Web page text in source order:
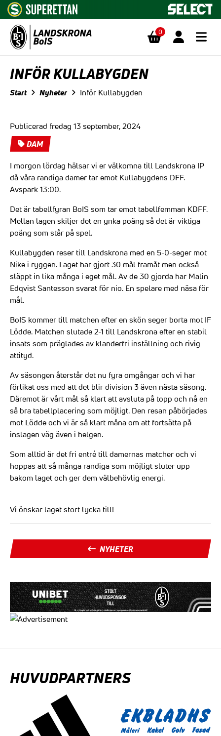
0
INFÖR KULLABYGDEN
Start Nyheter Inför Kullabygden
Publicerad fredag 13 september, 2024
DAM
I morgon lördag hälsar vi er välkomna till Landskrona IP
då våra randiga damer tar emot Kullabygdens DFF.
Avspark 13:00.
Det är tabellfyran BoIS som tar emot tabellfemman KDFF.
Mellan lagen skiljer det en ynka poäng så det är viktiga
poäng som står på spel.
Kullabygden reser till Landskrona med en 5-0-seger mot
Nike i ryggen. Laget har gjort 30 mål framåt men också
släppt in lika många i eget mål. Av de 30 gjorda har Malin
Edqvist Santesson svarat för nio. En spelare med näsa för
mål.
BoIS kommer till matchen efter en skön seger borta mot IF
Lödde. Matchen slutade 2-1 till Landskrona efter en stabil
insats som präglades av klanderfri inställning och rivig
attityd.
Av säsongen återstår det nu fyra omgångar och vi har
förlikat oss med att det blir division 3 även nästa säsong.
Däremot är vårt mål så klart att avsluta på topp och nå en
så bra tabellplacering som möjligt. Den resan påbörjades
mot Lödde och vi är så klart måna om att fortsätta på
inslagen väg även i helgen.
Som alltid är det fri entré till damernas matcher och vi
hoppas att så många randiga som möjligt sluter upp
bakom laget och ger dem välbehövlig energi.
Vi önskar laget stort lycka till!
NYHETER
HUVUDPARTNERS